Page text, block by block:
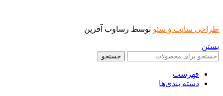
طراحی سایت و سئو توسط رساوب آفرین
بستن
جستجو
فهرست
دسته بندی‌ها